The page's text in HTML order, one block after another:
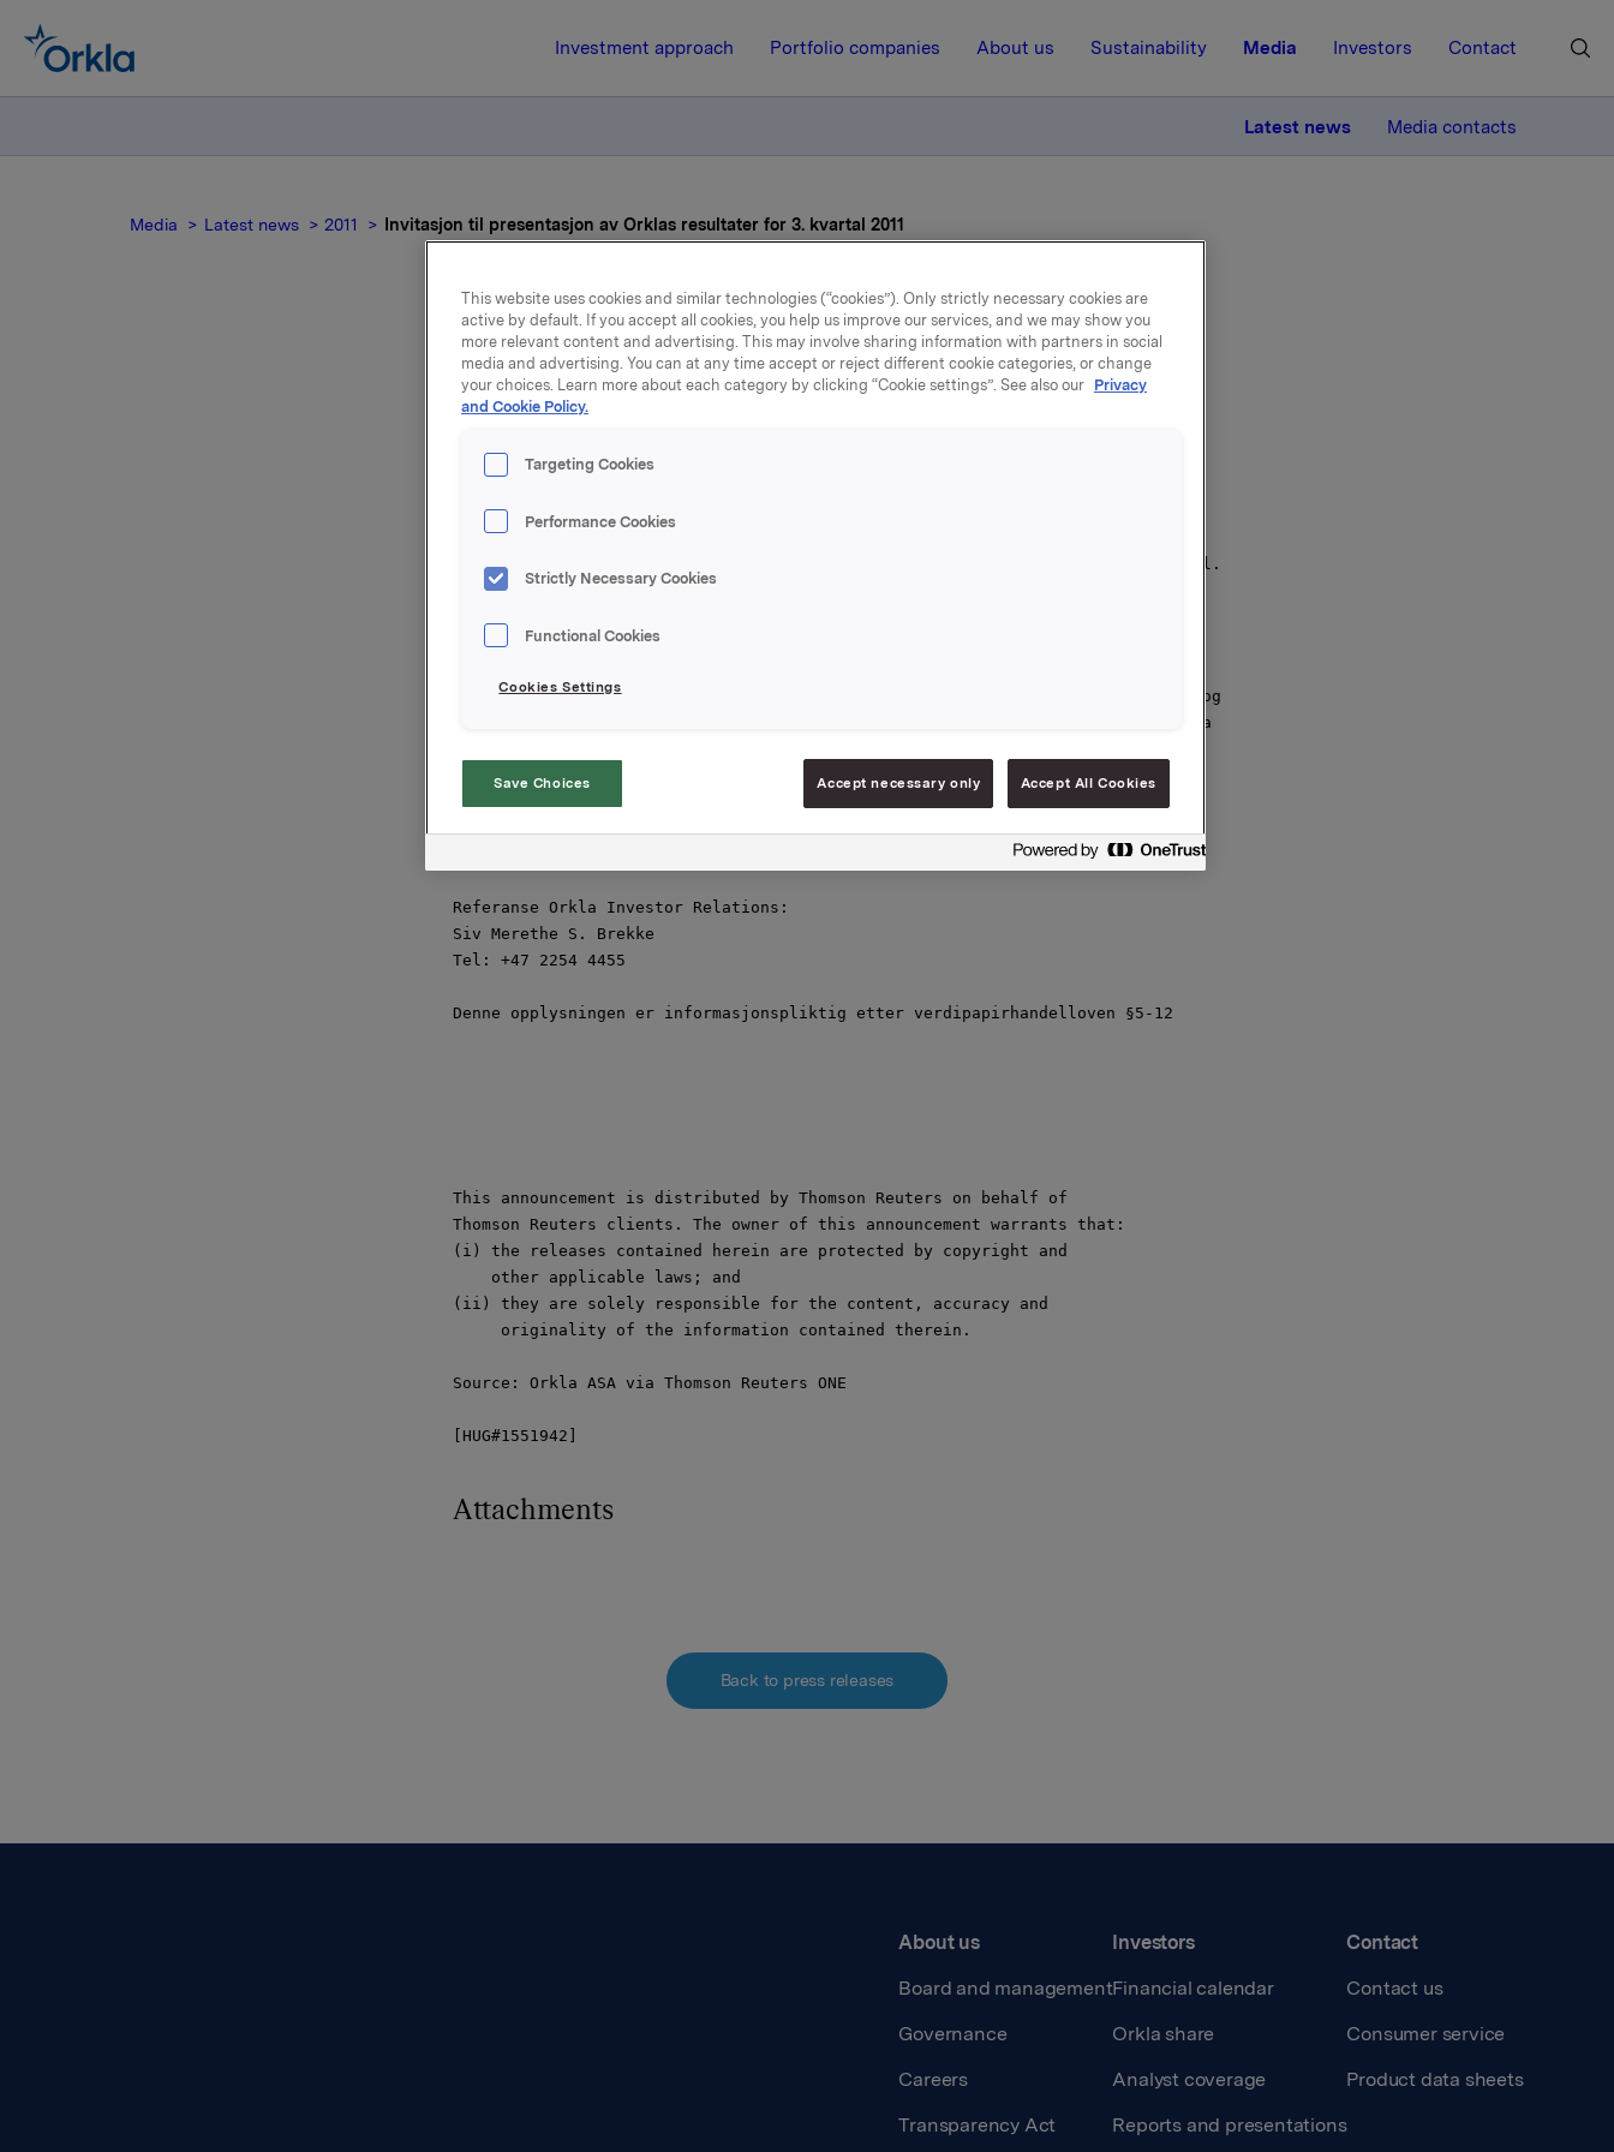
Investment approach Portfolio companies About us Sustainability Media Investors Contact
Latest news Media contacts
Media Latest news 2011 Invitasjon til presentasjon av Orklas resultater for 3. kvartal 2011
10 October 2011, 8:30
Invitasjon til presentasjon av
Orklas resultater for 3. kvartal
Orkla offentliggjør resultater for 3. kvartal 2011, torsdag 27. oktober 2011 kl.
07.00. Kvartalsrapporten og presentasjonsmaterialet blir samtidig gjort
Munkedamsveien 45, Oslo. Presentasjonen samt påfølgende Q&A holdes på engelsk og
Presentasjonen kan også følges via
Orkla ASA,
Referanse Orkla Investor Relations:
Siv Merethe S. Brekke
Tel: +47 2254 4455
Denne opplysningen er informasjonspliktig etter verdipapirhandelloven §5-12
This announcement is distributed by Thomson Reuters on behalf of
Thomson Reuters clients. The owner of this announcement warrants that:
(i) the releases contained herein are protected by copyright and
    other applicable laws; and
(ii) they are solely responsible for the content, accuracy and
     originality of the information contained therein.
Source: Orkla ASA via Thomson Reuters ONE
[HUG#1551942]
Attachments
Back to press releases
About us
Board and management
Governance
Careers
Transparency Act
Investors
Financial calendar
Orkla share
Analyst coverage
Reports and presentations
Contact
Contact us
Consumer service
Product data sheets
This website uses cookies and similar technologies (“cookies”). Only strictly necessary cookies are
active by default. If you accept all cookies, you help us improve our services, and we may show you
more relevant content and advertising. This may involve sharing information with partners in social
media and advertising. You can at any time accept or reject different cookie categories, or change
your choices. Learn more about each category by clicking “Cookie settings”. See also our Privacy
and Cookie Policy.
Targeting Cookies
Performance Cookies
Strictly Necessary Cookies
Functional Cookies
Cookies Settings
Save Choices Accept necessary only Accept All Cookies